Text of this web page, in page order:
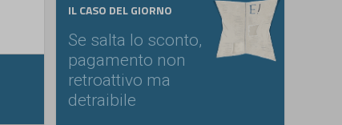
IL CASO DEL GIORNO
Se salta lo sconto,
pagamento non
retroattivo ma
detraibile